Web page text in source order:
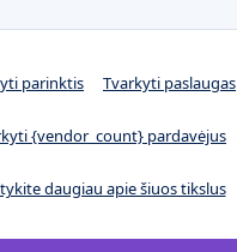
parinktis Tvarkyti paslaugas
{vendor_count} pardavėjus
daugiau apie šiuos tikslus